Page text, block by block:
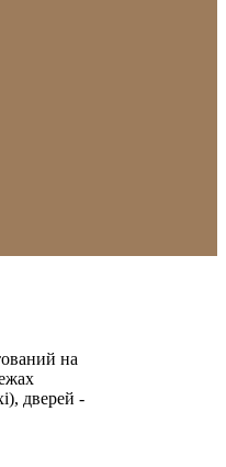
на
дверей -